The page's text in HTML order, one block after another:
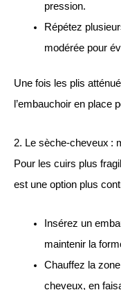
pression.
Répétez
modérée pour
Une fois les plis
l’embauchoir en place
2. Le sèche-cheveux :
Pour les cuirs plus
est une option plus
Insérez un
maintenir la
Chauffez la
cheveux, en